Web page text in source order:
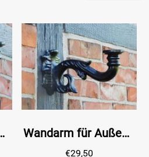
cm - Dunkelgrün Wandarm für Außenlampe - 23 cm - Schwarz
€29,50